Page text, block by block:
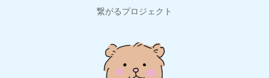
繋がるプロジェクト